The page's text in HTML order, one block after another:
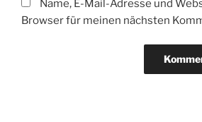
Name, E-Mail-Adresse und
Browser für meinen nächsten